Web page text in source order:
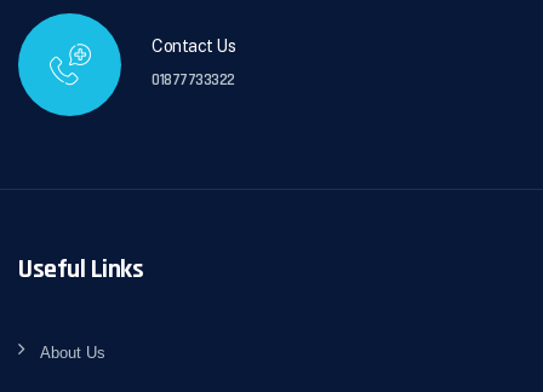
Contact Us
01877733322
Useful Links
About Us